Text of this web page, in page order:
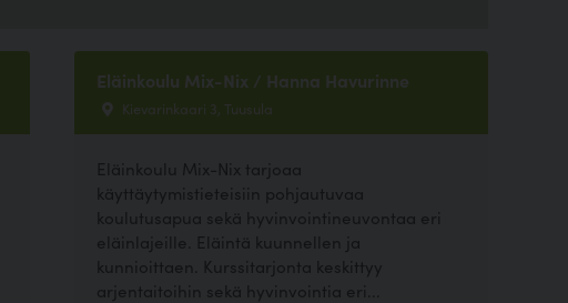
Eläinkoulu Mix-Nix / Hanna Havurinne
Kievarinkaari 3, Tuusula
Eläinkoulu Mix-Nix tarjoaa
käyttäytymistieteisiin pohjautuvaa
koulutusapua sekä hyvinvointineuvontaa eri
eläinlajeille. Eläintä kuunnellen ja
kunnioittaen. Kurssitarjonta keskittyy
arjentaitoihin sekä hyvinvointia eri...